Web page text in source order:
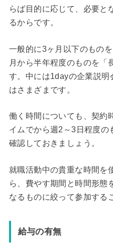
らば目的に応じて、必要と
るからです。
一般的に3ヶ月以下のもの
月から半年程度のものを「
す。中には1dayの企業説明
はさまざまです。
働く時間についても、契約
イムでから週2～3日程度の
確認しておきましょう。
就職活動中の貴重な時間を
ら、費やす期間と時間形態
なるものに絞って参加する
給与の有無